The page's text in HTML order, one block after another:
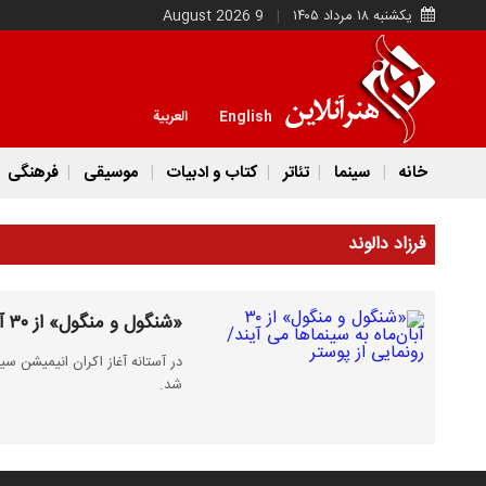
یکشنبه ۱۸ مرداد ۱۴۰۵ 9 August 2026
English العربية
خانه سینما تئاتر کتاب و ادبیات موسیقی فرهنگی
فرزاد دالوند
«شنگول و منگول» از ۳۰ آبان‌ماه به سینماها می آیند/رونمایی از پوستر
در آستانه آغاز اکران
شد.